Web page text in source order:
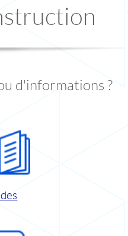
d'informations ?